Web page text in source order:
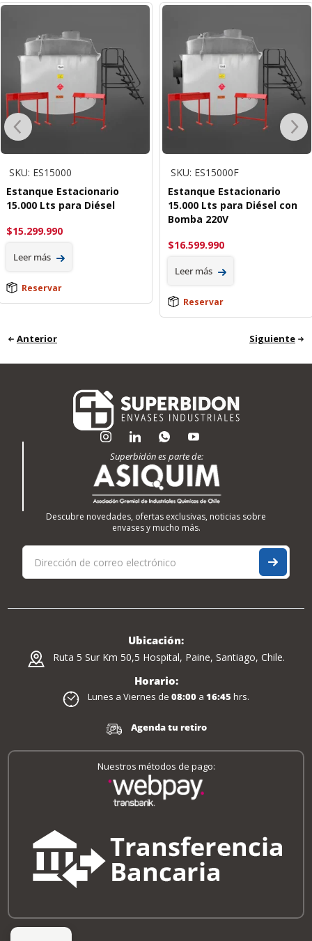
SKU: ES15000
Estanque Estacionario
15.000 Lts para Diésel
$15.299.990
Leer más
Reservar
SKU: ES15000F
Estanque Estacionario
15.000 Lts para Diésel con
Bomba 220V
$16.599.990
Leer más
Reservar
Anterior Siguiente
Superbidón es parte de:
Descubre novedades, ofertas exclusivas, noticias sobre
envases y mucho más.
Ubicación:
Ruta 5 Sur Km 50,5 Hospital, Paine, Santiago, Chile.
Horario:
Lunes a Viernes de 08:00 a 16:45 hrs.
Agenda tu retiro
Nuestros métodos de pago: